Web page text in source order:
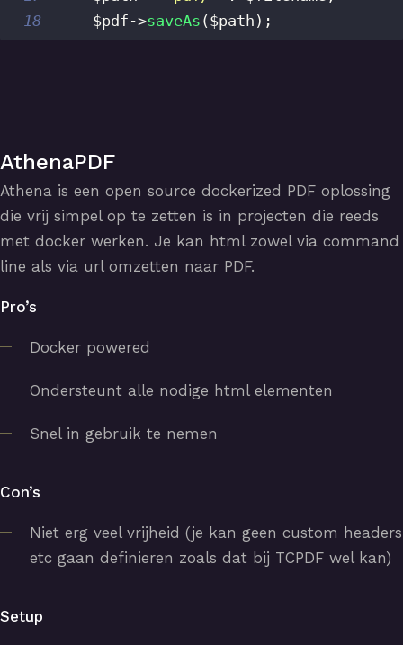
18
$pdf ->saveAs ( $path ) ;
AthenaPDF
Athena is een open source dockerized PDF oplossing
die vrij simpel op te zetten is in projecten die reeds
met docker werken. Je kan html zowel via command
line als via url omzetten naar PDF.
Pro’s
Docker powered
Ondersteunt alle nodige html elementen
Snel in gebruik te nemen
Con’s
Niet erg veel vrijheid (je kan geen custom headers
etc gaan definieren zoals dat bij TCPDF wel kan)
Setup